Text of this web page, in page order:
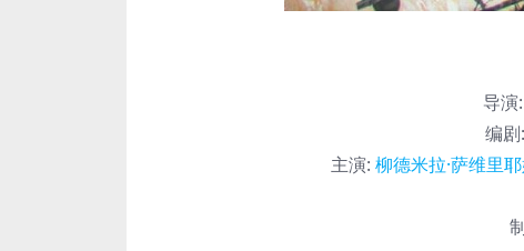
导演:
编剧:
主演: 柳德米拉·萨维里